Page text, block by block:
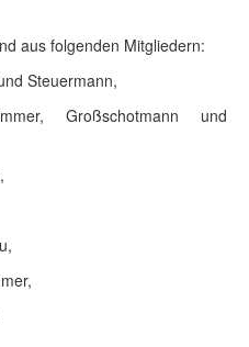
aus folgenden Mitgliedern:
Steuermann,
Großschotmann und